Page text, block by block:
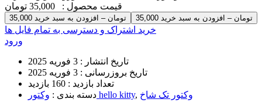
قیمت محصول : 35,000 تومان
35,000 تومان – افزودن به سبد خرید
خرید اشتراک و دسترسی به تمام فایل ها
ورود
تاریخ انتشار : 3 فوریه 2025
تاریخ بروزرسانی : 3 فوریه 2025
تعداد بازدید : 160 بازدید
دسته بندی : وکتور hello kitty, وکتور تک شاخ